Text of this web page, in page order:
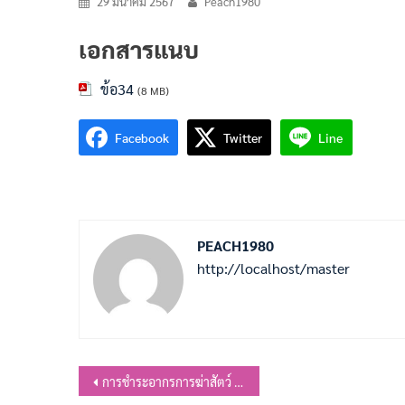
เอกสารแนบ
ข้อ34 (8 MB)
Facebook Twitter Line
PEACH1980
http://localhost/master
แนะแนว
การชำระอากรการฆ่าสัตว์ การคืนเงิน อากรการฆ่าสัตว์และการชำระค่าธรรมเนียนมการรับรองให้จำหน่ายเนื้อสัตว์